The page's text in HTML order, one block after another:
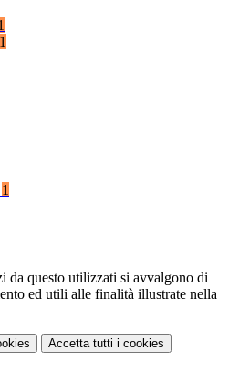
1
da questo utilizzati si avvalgono di
ed utili alle finalità illustrate nella
Accetta tutti i cookies